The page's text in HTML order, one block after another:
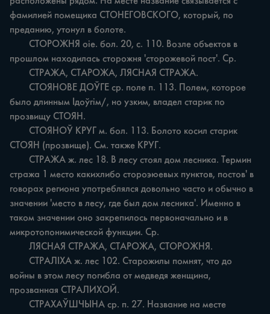
фамилией помещика СТОНЕГОВСКОГО, который, по
преданию, утонул в болоте.
прошлом находилась сторожня 'сторожевой пост'. Ср.
было длинным Ідоўгім/, но узким, владел старик по
прозвищу СТОЯН.
СТОЯН (прозвище). См. также КРУГ.
стража 1 место какихлибо стороэюевых пунктов, постов' в
говорах региона употреблялся довольно часто и обычно в
значении 'место в лесу, где был дом лесника'. Именно в
таком значении оно закрепилось первоначально и в
микротопонимической функции. Ср.
войны в этом лесу погибла от медведя женщина,
прозванная СТРАЛИХОЙ.